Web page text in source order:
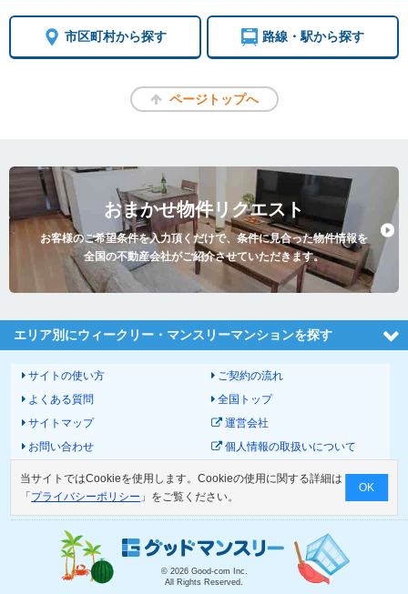
市区町村から探す 路線・駅から探す
ページトップへ
おまかせ物件リクエスト
お客様のご希望条件を入力頂くだけで、条件に見合った物件情報を
全国の不動産会社がご紹介させていただきます。
エリア別にウィークリー・マンスリーマンションを探す
サイトの使い方
ご契約の流れ
よくある質問
全国トップ
サイトマップ
運営会社
お問い合わせ
個人情報の取扱いについて
利用規約
物件掲載に関して
© 2026 Good-com Inc.
All Rights Reserved.
当サイトではCookieを使用します。Cookieの使用に関する詳細は
「 プライバシーポリシー 」をご覧ください。
OK